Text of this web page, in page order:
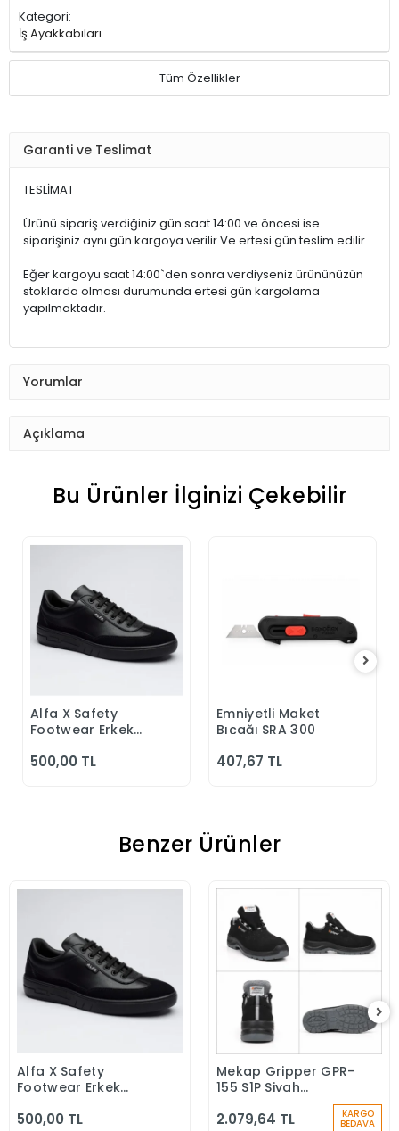
Kategori:
İş Ayakkabıları
Tüm Özellikler
Garanti ve Teslimat
TESLİMAT
Ürünü sipariş verdiğiniz gün saat 14:00 ve öncesi ise
siparişiniz aynı gün kargoya verilir.Ve ertesi gün teslim edilir.
Eğer kargoyu saat 14:00`den sonra verdiyseniz ürününüzün
stoklarda olması durumunda ertesi gün kargolama
yapılmaktadır.
Yorumlar
Açıklama
Bu Ürünler İlginizi Çekebilir
Sepete Ekle
Alfa X Safety
Footwear Erkek
Klasik Ayakkabı
500,00 TL
Sepete Ekle
Emniyetli Maket
Bıçağı SRA 300
407,67 TL
Benzer Ürünler
Sepete Ekle
Alfa X Safety
Footwear Erkek
Ayakkabı
500,00 TL
Sepete Ekle
Mekap Gripper GPR-
155 S1P Siyah
Microfiber Kompozit
Iş Güvenlik
2.079,64 TL KARGO
BEDAVA